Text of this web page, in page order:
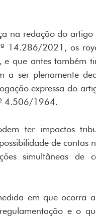
na redação do
2021, os
que antes também
a ser plenamente
expressa do
4.506/1964.
ter impactos
de contas
simultâneas de
em que ocorra a
e o